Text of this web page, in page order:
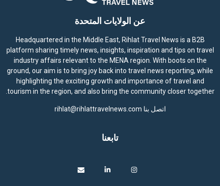
عن الولايات المتحدة
Headquartered in the Middle East, Rihlat Travel News is a B2B
platform sharing timely news, insights, inspiration and tips on travel
industry affairs relevant to the MENA region. With boots on the
ground, our aim is to bring joy back into travel news reporting, while
highlighting the exciting growth and importance of travel and
tourism in the region, and also bring the community closer together.
اتصل بنا rihlat@rihlattravelnews.com
تابعنا